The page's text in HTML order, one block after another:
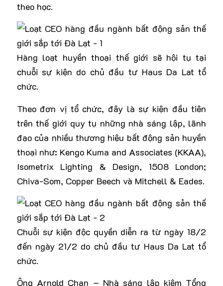
theo học.
Hàng loạt huyền thoại thế giới sẽ hội tụ tại
chuỗi sự kiện do chủ đầu tư Haus Da Lat tổ
chức.
Theo đơn vị tổ chức, đây là sự kiện đầu tiên
trên thế giới quy tụ những nhà sáng lập, lãnh
đạo của nhiều thương hiệu bất động sản huyền
thoại như: Kengo Kuma and Associates (KKAA),
Isometrix Lighting & Design, 1508 London;
Chiva-Som, Copper Beech và Mitchell & Eades.
Chuỗi sự kiện độc quyền diễn ra từ ngày 18/2
đến ngày 21/2 do chủ đầu tư Haus Da Lat tổ
chức.
Ông Arnold Chan – Nhà sáng lập kiêm Tổng